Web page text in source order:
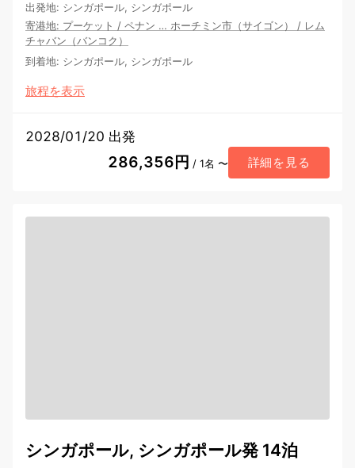
出発地: シンガポール, シンガポール
寄港地: プーケット / ペナン … ホーチミン市（サイゴン） / レム
チャバン（バンコク）
到着地: シンガポール, シンガポール
旅程を表示
2028/01/20 出発
286,356円 / 1名 〜 詳細を見る
シンガポール, シンガポール発 14泊